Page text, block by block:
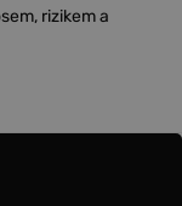
rizikem a